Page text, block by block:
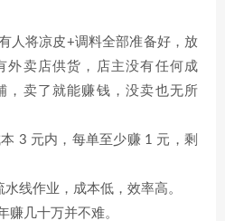
人将凉皮+调料全部准备好，放
外卖店供货，店主没有任何成
，卖了就能赚钱，没卖也无所
3 元内，每单至少赚 1 元，剩
线作业，成本低，效率高。
赚几十万并不难。